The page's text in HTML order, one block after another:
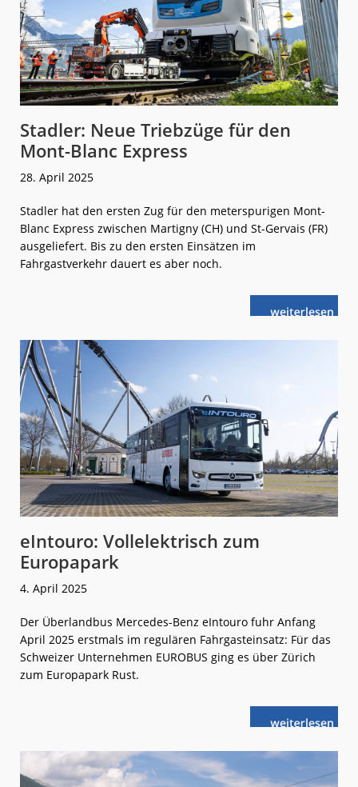
Stadler: Neue Triebzüge für den
Mont-Blanc Express
28. April 2025
Stadler hat den ersten Zug für den meterspurigen Mont-
Blanc Express zwischen Martigny (CH) und St-Gervais (FR)
ausgeliefert. Bis zu den ersten Einsätzen im
Fahrgastverkehr dauert es aber noch.
weiterlese
nStadler:
den
eIntouro: Vollelektrisch zum
Europapark
4. April 2025
Der Überlandbus Mercedes-Benz eIntouro fuhr Anfang
April 2025 erstmals im regulären Fahrgasteinsatz: Für das
Schweizer Unternehmen EUROBUS ging es über Zürich
zum Europapark Rust.
weiterlese
neIntouro: